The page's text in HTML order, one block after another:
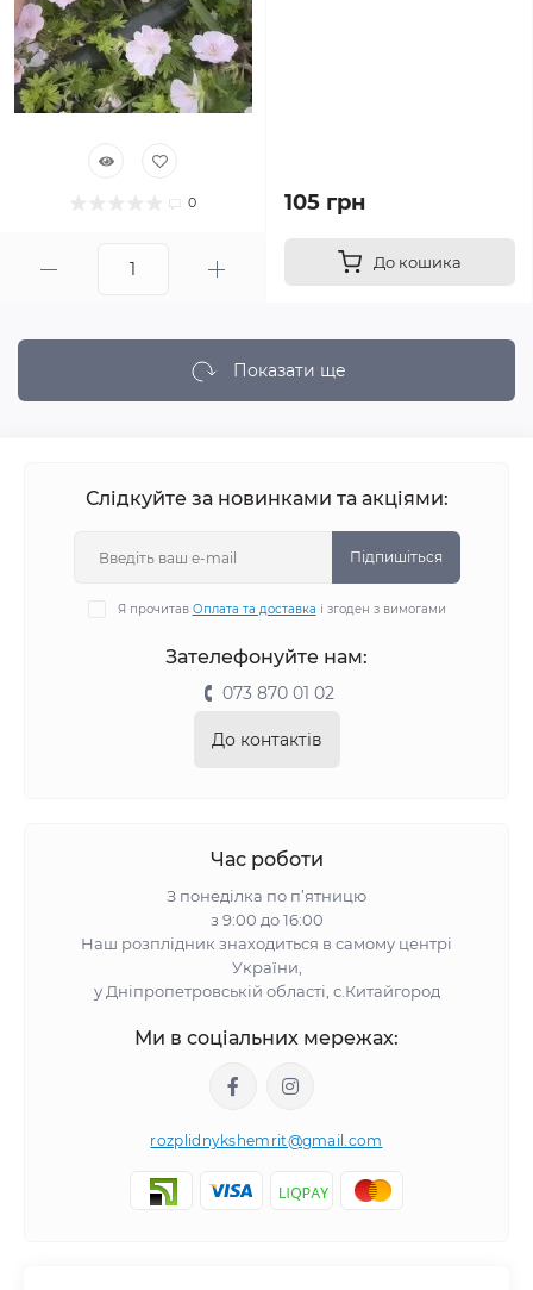
0 105 грн
До кошика
Показати ще
Слідкуйте за новинками та акціями:
Підпишіться
Я прочитав Оплата та доставка і згоден з вимогами
Зателефонуйте нам:
073 870 01 02
До контактів
Час роботи
З понеділка по п’ятницю
з 9:00 до 16:00
Наш розплідник знаходиться в самому центрі
України,
у Дніпропетровській області, с.Китайгород
Ми в соціальних мережах:
rozplidnykshemrit@gmail.com